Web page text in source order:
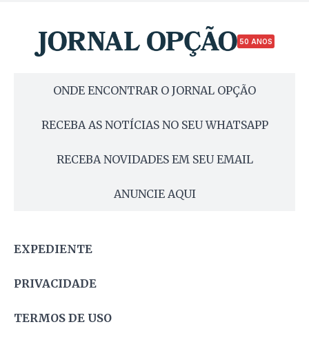
50 ANOS
ONDE ENCONTRAR O JORNAL OPÇÃO
RECEBA AS NOTÍCIAS NO SEU WHATSAPP
RECEBA NOVIDADES EM SEU EMAIL
ANUNCIE AQUI
EXPEDIENTE
PRIVACIDADE
TERMOS DE USO